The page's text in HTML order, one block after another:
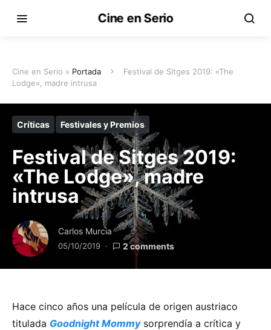
Cine en Serio
Cine en Serio » Portada
Festival de Sitges 2019: «The
Lodge», madre intrusa
Críticas Festivales y Premios
Festival de Sitges 2019:
«The Lodge», madre
intrusa
Carlos Murcia
05/10/2019 2 comments
Hace cinco años una película de origen austriaco
titulada Goodnight Mommysorprendía a crítica y